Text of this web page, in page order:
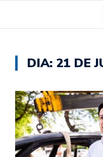
DIA: 21 DE